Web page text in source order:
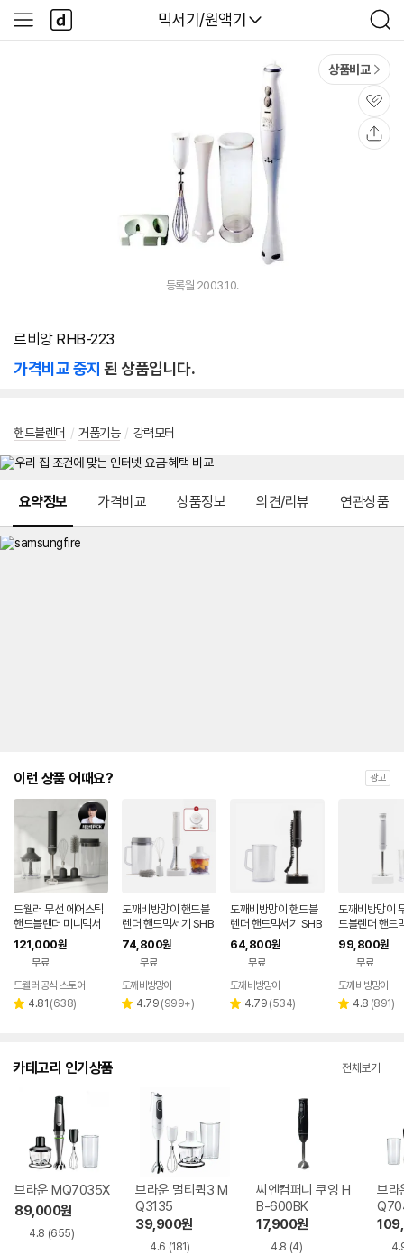
다나와
믹서기/원액기
검
색
사
이
다
나
와
상품비교
관
심
등록월 2003.10.
르비앙 RHB-223
가격비교 중지 된 상품입니다.
핸드블렌더 / 거품기능 / 강력모터
요약정보 가격비교 상품정보 의견/리뷰 연관상품
이런 상품 어때요? 광고
드웰러 무선 에어스틱
핸드블랜더 미니믹서
기 이유식 초퍼
121,000원
무료
드웰러 공식 스토어
별 4.81 리
(638)
도깨비방망이 핸드블
렌더 핸드믹서기 SHB
2300
74,800원
무료
페이
도깨비방망이
별 4.79 리
(999+)
도깨비방망이 핸드블
렌더 핸드믹서기 SHB
2300S 심플구성
64,800원
무료
페이
도깨비방망이
별 4.79 리
(534)
도깨비방망이
드블렌더 핸드
CHB2300S
심플구성
99,800원
무료
도깨비방망이
별 4.8 리
(891)
카테고리 인기상품 전체보기
브라운 MQ7035X
89,000원
4.8 (655)
브라운 멀티퀵3 M
Q3135
39,900원
4.6 (181)
씨엔컴퍼니 쿠잉 H
B-600BK
17,900원
4.8 (4)
브라